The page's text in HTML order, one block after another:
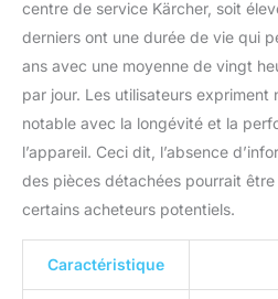
centre de service Kärcher, soit
derniers ont une durée de vie qui
ans avec une moyenne de vingt
par jour. Les utilisateurs expriment
notable avec la longévité et la
l’appareil. Ceci dit, l’absence
des pièces détachées pourrait
certains acheteurs potentiels.
Caractéristique